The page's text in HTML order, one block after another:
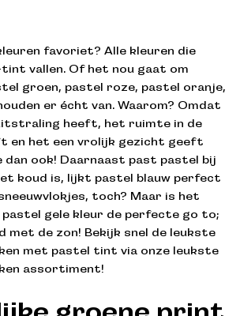
favoriet? Alle kleuren die
vallen. Of het nou gaat om
groen, pastel roze, pastel oranje,
er écht van. Waarom? Omdat
heeft, het ruimte in de
en het een vrolijk gezicht geeft
dan ook! Daarnaast past pastel bij
koud is, lijkt pastel blauw perfect
toch? Maar is het
pastel gele kleur de perfecte go to;
met de zon! Bekijk snel de leukste
met pastel tint via onze leukste
assortiment!